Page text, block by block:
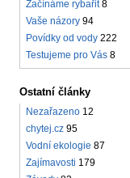
Začínáme rybařit 8
Vaše názory 94
Povídky od vody 222
Testujeme pro Vás 8
Ostatní články
Nezařazeno 12
chytej.cz 95
Vodní ekologie 87
Zajímavosti 179